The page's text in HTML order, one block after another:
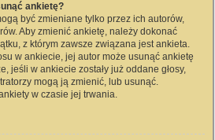
ankietę?
być zmieniane tylko przez ich autorów,
Aby zmienić ankietę, należy dokonać
z którym zawsze związana jest ankieta.
w ankiecie, jej autor może usunąć ankietę
jeśli w ankiecie zostały już oddane głosy,
mogą ją zmienić, lub usunąć.
w czasie jej trwania.